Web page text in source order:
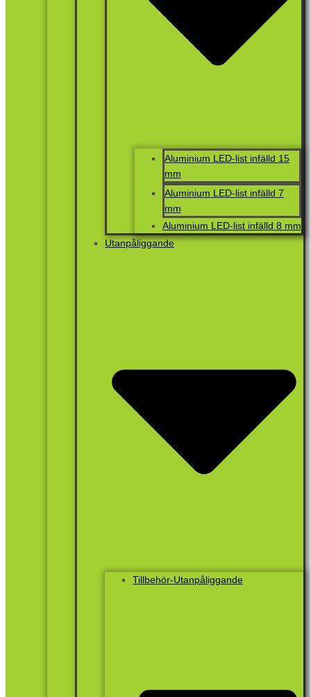
Aluminium LED-list infälld 15
mm
Aluminium LED-list infälld 7
mm
Aluminium LED-list infälld 8 mm
Utanpåliggande
Tillbehör-Utanpåliggande